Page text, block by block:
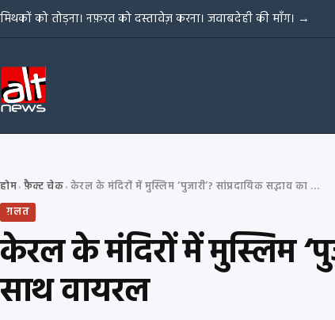
Skip to content
मिथकों को तोड़ना। नफ़रत को दस्तावेज़ करना। जवाबदेही की माँग। →
होम› फ़ैक्ट चेक›
केरल के मंदिरों में मुस्लिम ‘पुजारी’? सांप्रदायिक सद्भाव का वीडियो झूठे दावे के साथ वायरल
ग़लत
केरल के मंदिरों में मुस्लिम
साथ वायरल